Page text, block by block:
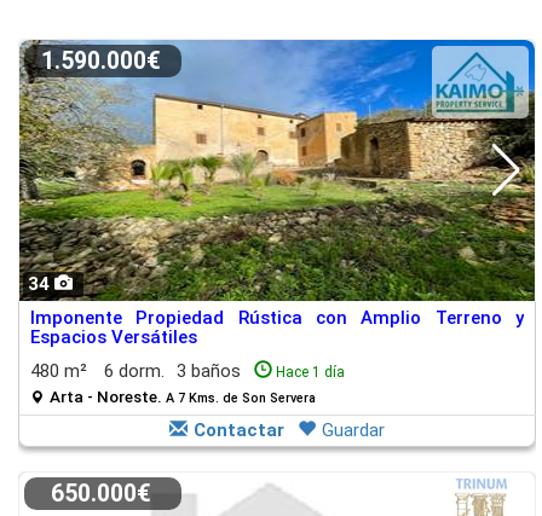
34
1.590.000€
Imponente Propiedad Rústica con Amplio Terreno y
Espacios Versátiles
480 m²
6 dorm. 3 baños Hace 1 día
Arta - Noreste. A 7 Kms. de Son Servera
Contactar Guardar
650.000€